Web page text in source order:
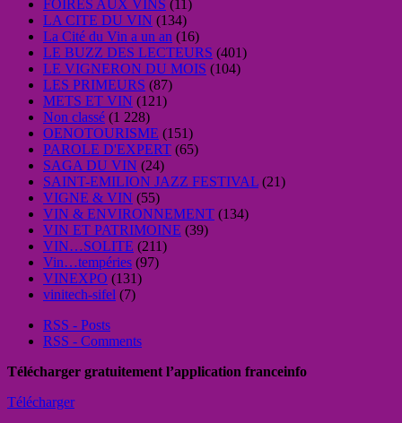
FOIRES AUX VINS (11)
LA CITE DU VIN (134)
La Cité du Vin a un an (16)
LE BUZZ DES LECTEURS (401)
LE VIGNERON DU MOIS (104)
LES PRIMEURS (87)
METS ET VIN (121)
Non classé (1 228)
OENOTOURISME (151)
PAROLE D'EXPERT (65)
SAGA DU VIN (24)
SAINT-EMILION JAZZ FESTIVAL (21)
VIGNE & VIN (55)
VIN & ENVIRONNEMENT (134)
VIN ET PATRIMOINE (39)
VIN…SOLITE (211)
Vin…tempéries (97)
VINEXPO (131)
vinitech-sifel (7)
RSS - Posts
RSS - Comments
Télécharger gratuitement l’application franceinfo
Télécharger